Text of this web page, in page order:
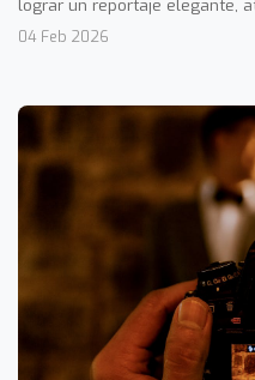
lograr un reportaje elegante,
04 Feb 2026